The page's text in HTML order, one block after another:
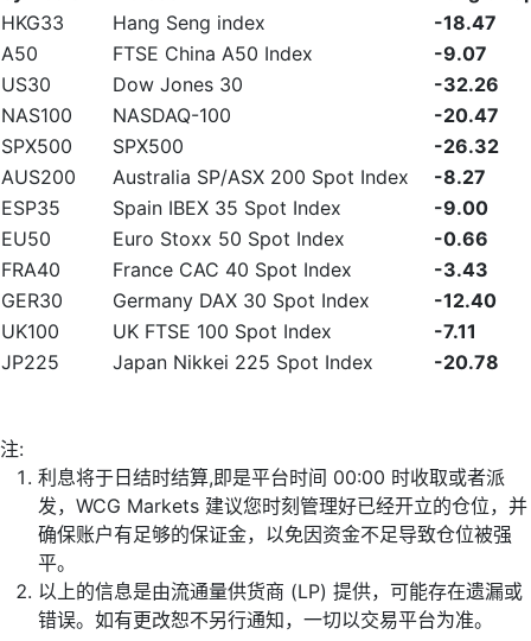
HKG33
Hang Seng index
-18.47
A50
FTSE China A50 Index
-9.07
US30
Dow Jones 30
-32.26
NAS100
NASDAQ-100
-20.47
SPX500
SPX500
-26.32
AUS200
Australia SP/ASX 200 Spot Index
-8.27
ESP35
Spain IBEX 35 Spot Index
-9.00
EU50
Euro Stoxx 50 Spot Index
-0.66
FRA40
France CAC 40 Spot Index
-3.43
GER30
Germany DAX 30 Spot Index
-12.40
UK100
UK FTSE 100 Spot Index
-7.11
JP225
Japan Nikkei 225 Spot Index -20.78
注:
利息将于日结时结算,即是平台时间 00:00 时收取或者派
发，WCG Markets 建议您时刻管理好已经开立的仓位，并
确保账户有足够的保证金，以免因资金不足导致仓位被强
平。
以上的信息是由流通量供货商 (LP) 提供，可能存在遗漏或
错误。如有更改恕不另行通知，一切以交易平台为准。